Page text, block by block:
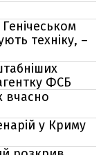
техніку, –
ФСБ
вчасно
у Криму